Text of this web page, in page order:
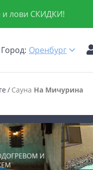
и лови СКИДКИ!
Город: Оренбург
Сауна На Мичурина